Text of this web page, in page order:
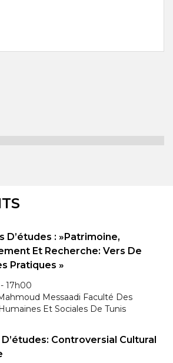
D’études : »Patrimoine,
Et Recherche: Vers De
Pratiques »
17h00
Messaadi Faculté Des
Et Sociales De Tunis
Controversial Cultural